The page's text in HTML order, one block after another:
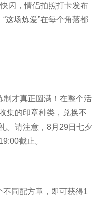
闪，情侣拍照打卡发布
这场炼爱”在每个角落都
制才真正圆满！在整个活
集的印章种类，兑换不
。请注意，8月29日七夕
截止。
不同配方章，即可获得1